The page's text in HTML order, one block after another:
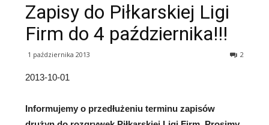
Zapisy do Piłkarskiej Ligi
Firm do 4 października!!!
1 października 2013 2
2013-10-01
Informujemy o przedłużeniu terminu zapisów